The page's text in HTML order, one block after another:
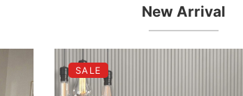
New Arrival
SALE